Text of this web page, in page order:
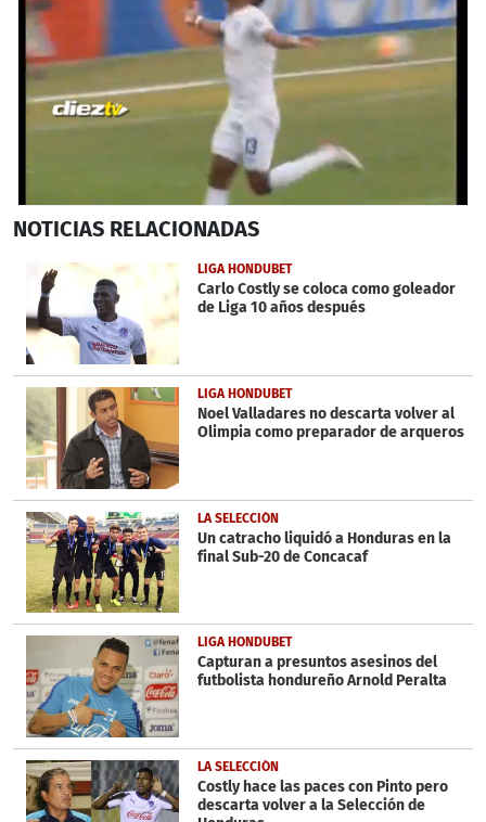
seconds
seconds
NOTICIAS RELACIONADAS
LIGA HONDUBET
Carlo Costly se coloca como goleador
de Liga 10 años después
LIGA HONDUBET
Noel Valladares no descarta volver al
Olimpia como preparador de arqueros
LA SELECCIÓN
Un catracho liquidó a Honduras en la
final Sub-20 de Concacaf
LIGA HONDUBET
Capturan a presuntos asesinos del
futbolista hondureño Arnold Peralta
LA SELECCIÓN
Costly hace las paces con Pinto pero
descarta volver a la Selección de